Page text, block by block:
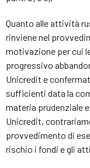
Quanto alle attività
rinviene nel
motivazione per cui
progressivo
Unicredit e
sufficienti data la
materia prudenziale
Unicredit,
provvedimento di
rischio i fondi e gli